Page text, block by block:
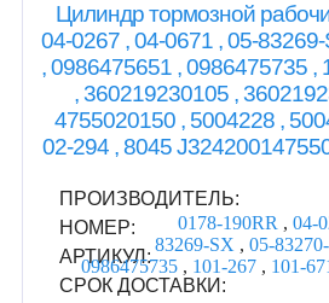
Цилиндр тормозной
04-0267 , 04-0671 , 05-
, 0986475651 , 0986475735 ,
, 360219230105 ,
4755020150 , 5004228 ,
02-294 , 8045
ПРОИЗВОДИТЕЛЬ:
НОМЕР:
0178-190RR ,04-
83269-SX ,05-
0986475735 , 101-267 , 101-
АРТИКУЛ:
СРОК ДОСТАВКИ: